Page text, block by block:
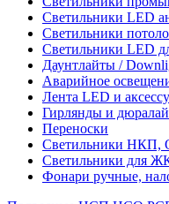
Светильники LED
Светильники
Светильники LED
Даунтлайты /
Аварийное
Лента LED и
Гирлянды и
Переноски
Светильники НКП,
Светильники для
Фонари ручные,